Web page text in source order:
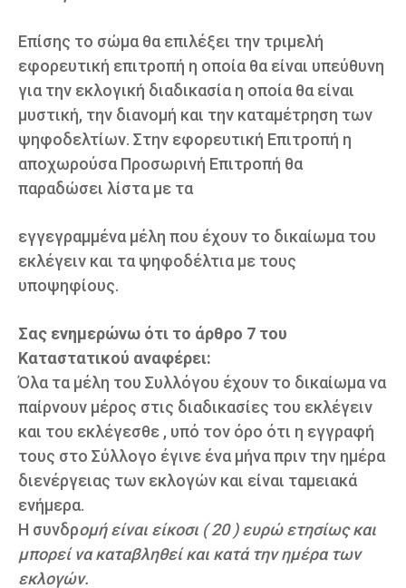
Επίσης το σώμα θα επιλέξει την τριμελή
εφορευτική επιτροπή η οποία θα είναι υπεύθυνη
για την εκλογική διαδικασία η οποία θα είναι
μυστική, την διανομή και την καταμέτρηση των
ψηφοδελτίων. Στην εφορευτική Επιτροπή η
αποχωρούσα Προσωρινή Επιτροπή θα
παραδώσει λίστα με τα
εγγεγραμμένα μέλη που έχουν το δικαίωμα του
εκλέγειν και τα ψηφοδέλτια με τους
υποψηφίους.
Σας ενημερώνω ότι το άρθρο 7 του
Καταστατικού αναφέρει:
Όλα τα μέλη του Συλλόγου έχουν το δικαίωμα να
παίρνουν μέρος στις διαδικασίες του εκλέγειν
και του εκλέγεσθε , υπό τον όρο ότι η εγγραφή
τους στο Σύλλογο έγινε ένα μήνα πριν την ημέρα
διενέργειας των εκλογών και είναι ταμειακά
ενήμερα.
Η συνδρομή είναι είκοσι ( 20 ) ευρώ ετησίως και
μπορεί να καταβληθεί και κατά την ημέρα των
εκλογών.